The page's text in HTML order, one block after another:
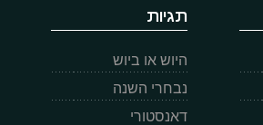
תגיות
היוש או ביוש
נבחרי השנה
דאנסטורי